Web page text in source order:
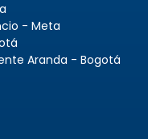
- Meta
Aranda - Bogotá